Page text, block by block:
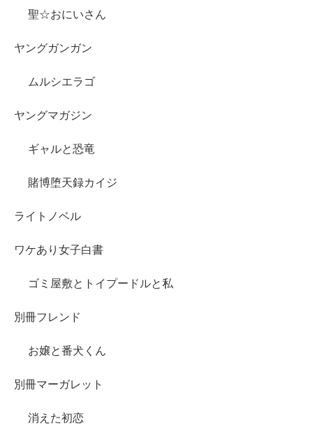
聖☆おにいさん
ヤングガンガン
ムルシエラゴ
ヤングマガジン
ギャルと恐竜
賭博堕天録カイジ
ライトノベル
ワケあり女子白書
ゴミ屋敷とトイプードルと私
別冊フレンド
お嬢と番犬くん
別冊マーガレット
消えた初恋